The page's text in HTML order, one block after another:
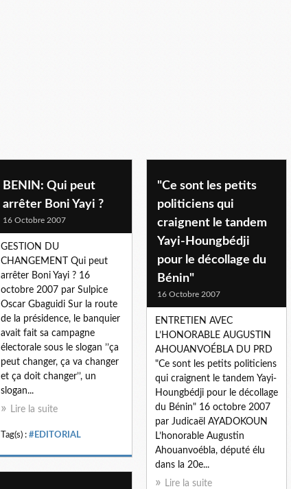
BENIN: Qui peut
arrêter Boni Yayi ?
16 Octobre 2007
GESTION DU
CHANGEMENT Qui peut
arrêter Boni Yayi ? 16
octobre 2007 par Sulpice
Oscar Gbaguidi Sur la route
de la présidence, le banquier
avait fait sa campagne
électorale sous le slogan ’’ça
peut changer, ça va changer
et ça doit changer’’, un
slogan...
Lire la suite
Tag(s) : #EDITORIAL
"Ce sont les petits
politiciens qui
craignent le tandem
Yayi-Houngbédji
pour le décollage du
Bénin"
16 Octobre 2007
ENTRETIEN AVEC
L’HONORABLE AUGUSTIN
AHOUANVOÉBLA DU PRD
"Ce sont les petits politiciens
qui craignent le tandem Yayi-
Houngbédji pour le décollage
du Bénin" 16 octobre 2007
par Judicaël AYADOKOUN
L’honorable Augustin
Ahouanvoébla, député élu
dans la 20e...
Lire la suite